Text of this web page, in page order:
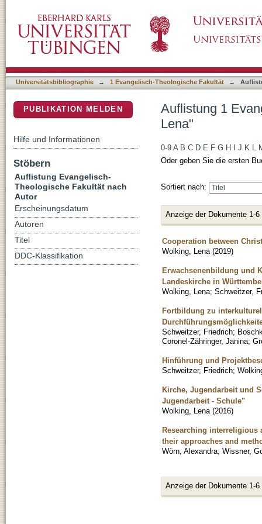
Universitätsbibliographie → 1 Evangelisch-Theologische Fakultät →
Auflistung 1
Lena"
0-9 A B C D E F G H J K L
Oder geben Sie die ersten
Sortiert nach:
Anzeige der Dokumente 1-6
Cooperation between
Wolking, Lena (2019)
Erwachsenenbildung und
Landeskirche in
Wolking, Lena; Schweitzer,
Fortbildung zu
Schweitzer, Friedrich;
Coronel-Zähringer, Janina;
Hinführung und
Schweitzer, Friedrich;
Kirche, Jugendarbeit und
Jugendarbeit - Schule"
Wolking, Lena (2016)
Researching interreligious
their approaches and
Wörn, Alexandra; Wissner,
Anzeige der Dokumente 1-6
PUBLIKATION MELDEN
Hilfe und Informationen
Stöbern
Auflistung Evangelisch-
Theologische Fakultät nach
Autor
Erscheinungsdatum
Autoren
Titel
DDC-Klassifikation